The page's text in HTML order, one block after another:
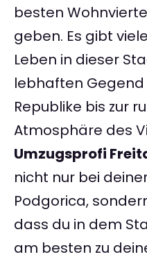
besten
geben. Es gibt
Leben in dieser
lebhaften Gegend
Republike bis zur
Atmosphäre des
Umzugsprofi
nicht nur bei
Podgorica,
dass du in dem
am besten zu